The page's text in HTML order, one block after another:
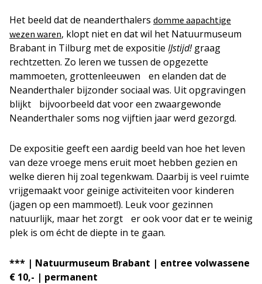
Het beeld dat de neanderthalers domme aapachtige
wezen waren, klopt niet en dat wil het Natuurmuseum
Brabant in Tilburg met de expositie IJstijd!graag
rechtzetten. Zo leren we tussen de opgezette
mammoeten, grottenleeuwen en elanden dat de
Neanderthaler bijzonder sociaal was. Uit opgravingen
blijkt bijvoorbeeld dat voor een zwaargewonde
Neanderthaler soms nog vijftien jaar werd gezorgd.
De expositie geeft een aardig beeld van hoe het leven
van deze vroege mens eruit moet hebben gezien en
welke dieren hij zoal tegenkwam. Daarbij is veel ruimte
vrijgemaakt voor geinige activiteiten voor kinderen
(jagen op een mammoet!). Leuk voor gezinnen
natuurlijk, maar het zorgt er ook voor dat er te weinig
plek is om écht de diepte in te gaan.
*** | Natuurmuseum Brabant | entree volwassene
€ 10,- | permanent